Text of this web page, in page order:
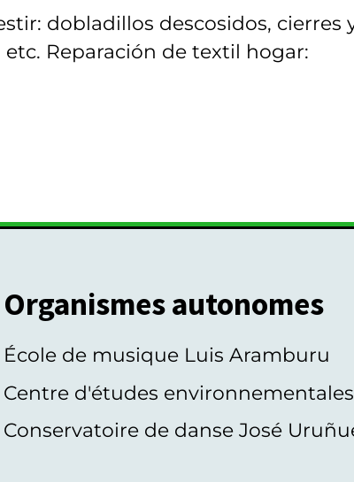
dobladillos descosidos, cierres
Reparación de textil hogar:
Organismes autonomes
École de musique Luis Aramburu
Centre d'études environnementales
Conservatoire de danse José